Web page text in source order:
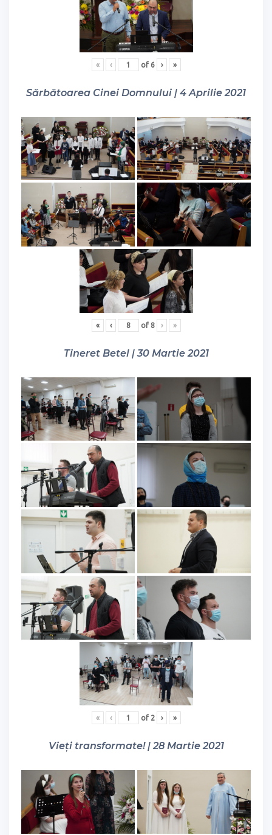
« ‹ of 6 › »
Sărbătoarea Cinei Domnului | 4 Aprilie 2021
« ‹ of 8 › »
Tineret Betel | 30 Martie 2021
« ‹ of 2 › »
Vieți transformate! | 28 Martie 2021